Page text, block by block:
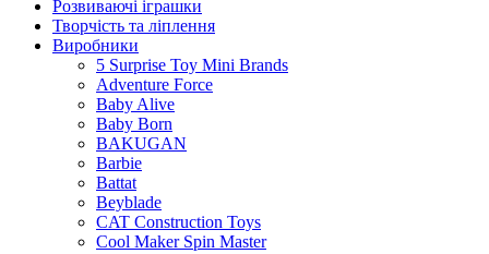
Розвиваючі іграшки
Творчість та ліплення
Виробники
5 Surprise Toy Mini Brands
Adventure Force
Baby Alive
Baby Born
BAKUGAN
Barbie
Battat
Beyblade
CAT Construction Toys
Cool Maker Spin Master